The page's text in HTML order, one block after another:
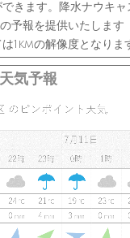
きます。降水ナウキ
予報を提供いたします
1kmの解像度となりま
気予報